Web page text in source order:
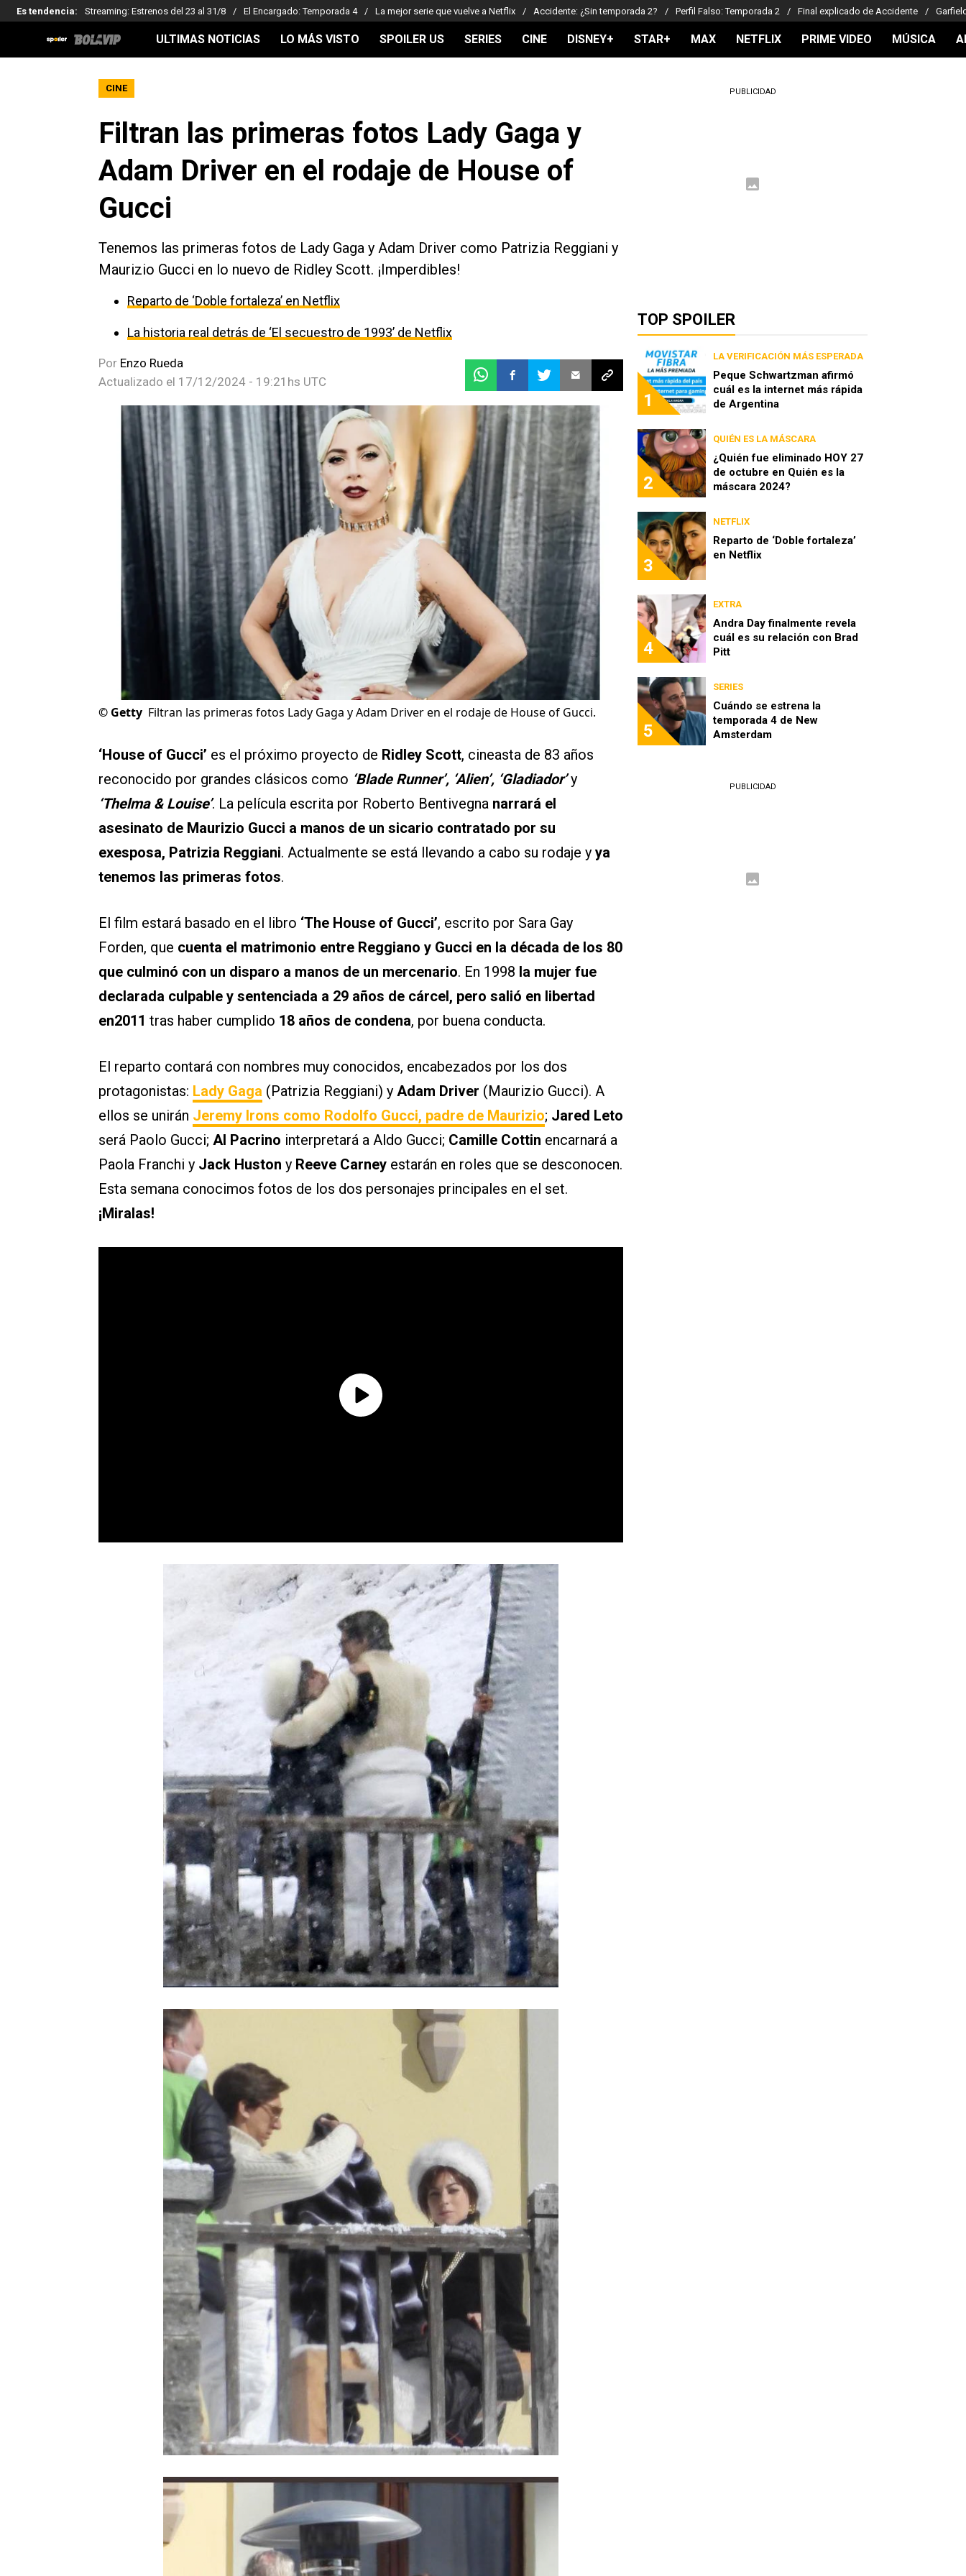
Es tendencia: Streaming: Estrenos del 23 al 31/8 El Encargado: Temporada 4 La mejor serie que vuelve a Netflix Accidente: ¿Sin temporada 2? Perfil Falso: Temporada 2 Final explicado de Accidente
ULTIMAS NOTICIAS LO MÁS VISTO SPOILER US SERIES CINE DISNEY+ STAR+ MAX NETFLIX PRIME VIDEO MÚSICA
CINE
Filtran las primeras fotos Lady Gaga y
Adam Driver en el rodaje de House of
Gucci
Tenemos las primeras fotos de Lady Gaga y Adam Driver como Patrizia Reggiani y
Maurizio Gucci en lo nuevo de Ridley Scott. ¡Imperdibles!
Reparto de ‘Doble fortaleza’ en Netflix
La historia real detrás de ‘El secuestro de 1993’ de Netflix
Por Enzo Rueda
Actualizado el 17/12/2024 - 19:21hs UTC
© Getty Filtran las primeras fotos Lady Gaga y Adam Driver en el rodaje de House of Gucci.
‘House of Gucci’ es el próximo proyecto de Ridley Scott, cineasta de 83 años
reconocido por grandes clásicos como ‘Blade Runner’, ‘Alien’, ‘Gladiador’y
‘Thelma & Louise’. La película escrita por Roberto Bentivegna narrará el
asesinato de Maurizio Gucci a manos de un sicario contratado por su
exesposa, Patrizia Reggiani. Actualmente se está llevando a cabo su rodaje y ya
tenemos las primeras fotos.
El film estará basado en el libro ‘The House of Gucci’, escrito por Sara Gay
Forden, que cuenta el matrimonio entre Reggiano y Gucci en la década de los 80
que culminó con un disparo a manos de un mercenario. En 1998 la mujer fue
declarada culpable y sentenciada a 29 años de cárcel, pero salió en libertad
en2011 tras haber cumplido 18 años de condena, por buena conducta.
El reparto contará con nombres muy conocidos, encabezados por los dos
protagonistas: Lady Gaga (Patrizia Reggiani) y Adam Driver (Maurizio Gucci). A
ellos se unirán Jeremy Irons como Rodolfo Gucci, padre de Maurizio; Jared Leto
será Paolo Gucci; Al Pacrino interpretará a Aldo Gucci; Camille Cottin encarnará a
Paola Franchi y Jack Huston y Reeve Carney estarán en roles que se desconocen.
Esta semana conocimos fotos de los dos personajes principales en el set.
¡Miralas!
PUBLICIDAD
TOP SPOILER
1
LA VERIFICACIÓN MÁS ESPERADA
Peque Schwartzman afirmó
cuál es la internet más rápida
de Argentina
2
QUIÉN ES LA MÁSCARA
¿Quién fue eliminado HOY 27
de octubre en Quién es la
máscara 2024?
3
NETFLIX
Reparto de ‘Doble fortaleza’
en Netflix
4
EXTRA
Andra Day finalmente revela
cuál es su relación con Brad
Pitt
5
SERIES
Cuándo se estrena la
temporada 4 de New
Amsterdam
PUBLICIDAD